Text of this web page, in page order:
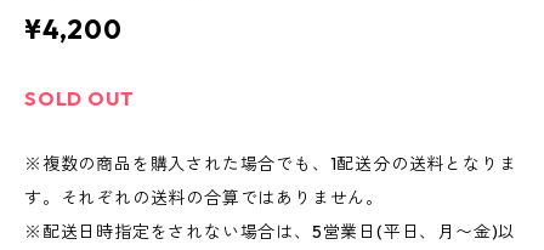
¥4,200
SOLD OUT
※複数の商品を購入された場合でも、1配送分の送料となりま
す。それぞれの送料の合算ではありません。
※配送日時指定をされない場合は、5営業日(平日、月〜金)以